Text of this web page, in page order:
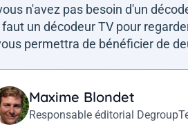
n'avez pas besoin d'un
un décodeur TV pour
permettra de bénéficier de
Maxime Blondet
Responsable éditorial